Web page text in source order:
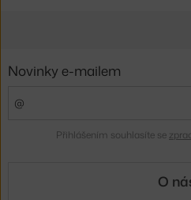
Novinky e-mailem
Přihlášením souhlasíte se
O